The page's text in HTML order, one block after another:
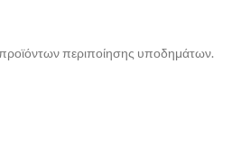
προϊόντων περιποίησης υποδημάτων.